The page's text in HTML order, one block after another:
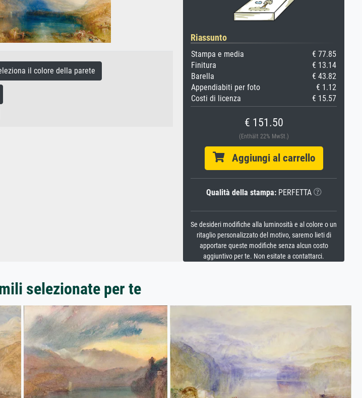
il colore della parete
Riassunto
Stampa e media
€ 77.85
Finitura
€ 13.14
Barella
€ 43.82
Appendiabiti per foto
€ 1.12
Costi di licenza
€ 15.57
€ 151.50
(Enthält 22% MwSt.)
Aggiungi al carrello
Qualità della stampa:PERFETTA
Se desideri modifiche alla luminosità e al colore o un
ritaglio personalizzato del motivo, saremo lieti di
apportare queste modifiche senza alcun costo
aggiuntivo per te. Non esitate a contattarci.
selezionate per te